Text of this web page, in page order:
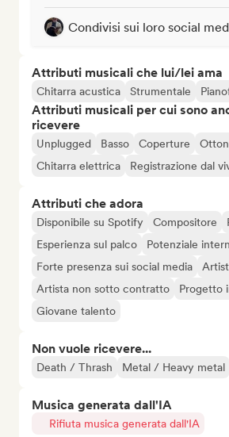
Condivisi sui loro social
Attributi musicali che lui/lei ama
Chitarra acustica Strumentale
Attributi musicali per cui sono
ricevere
Unplugged Basso Coperture
Chitarra elettrica
Registrazione dal
Attributi che adora
Disponibile su Spotify Compositore
Esperienza sul palco
Potenziale
Forte presenza sui social media
Artista non sotto contratto
Progetto
Giovane talento
Non vuole ricevere...
Death / Thrash Metal / Heavy metal
Musica generata dall'IA
Rifiuta musica generata dall'IA